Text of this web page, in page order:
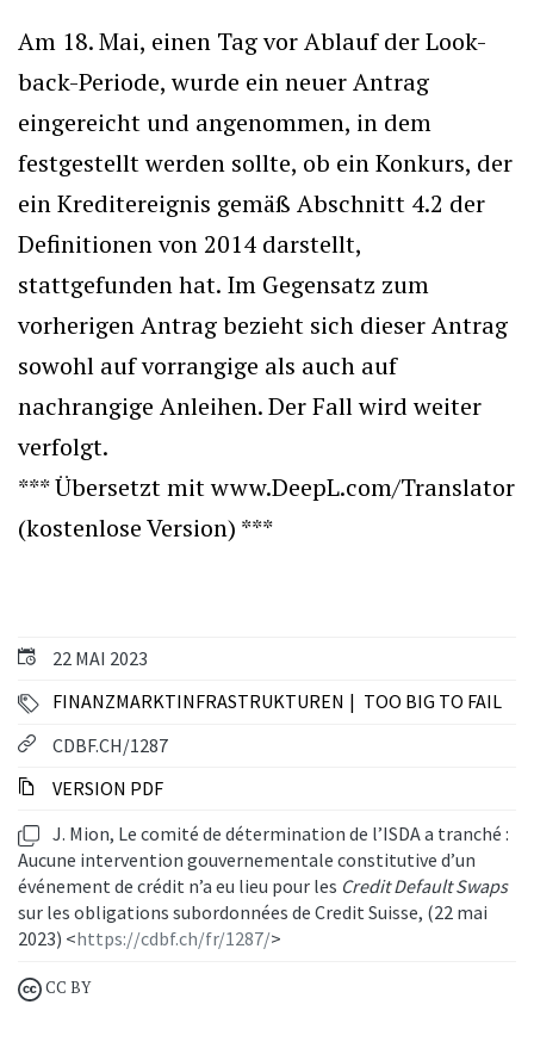
22 MAI 2023
FINANZMARKTINFRASTRUKTUREN
TOO BIG TO FAIL
CDBF.CH/1287
VERSION PDF
J. Mion, Le comité de détermination de l’ISDA a tranché :
Aucune intervention gouvernementale constitutive d’un
événement de crédit n’a eu lieu pour les Credit Default Swaps
sur les obligations subordonnées de Credit Suisse, (22 mai
2023) <https://cdbf.ch/fr/1287/>
CC BY
Am 18. Mai, einen Tag vor Ablauf der Look-
back-Periode, wurde ein neuer Antrag
eingereicht und angenommen, in dem
festgestellt werden sollte, ob ein Konkurs, der
ein Kreditereignis gemäß Abschnitt 4.2 der
Definitionen von 2014 darstellt,
stattgefunden hat. Im Gegensatz zum
vorherigen Antrag bezieht sich dieser Antrag
sowohl auf vorrangige als auch auf
nachrangige Anleihen. Der Fall wird weiter
verfolgt.
*** Übersetzt mit www.DeepL.com/Translator
(kostenlose Version) ***